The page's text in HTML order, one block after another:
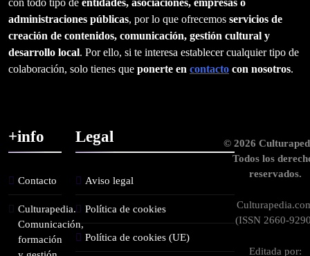
con todo tipo de entidades, asociaciones, empresas o
administraciones públicas, por lo que ofrecemos servicios de
creación de contenidos, comunicación, gestión cultural y
desarrollo local. Por ello, si te interesa establecer cualquier tipo de
colaboración, solo tienes que ponerte en contacto con nosotros.
+info
Contacto
Culturapedia.
Comunicación,
formación
Legal
Aviso legal
Política de cookies
Política de cookies (UE)
© 2026
Todos los
reservados.
(ISSN 2660-
Editada por: